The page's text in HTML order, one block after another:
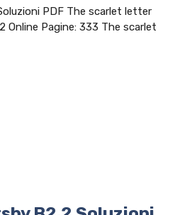
PDF The scarlet letter
Online Pagine: 333 The scarlet